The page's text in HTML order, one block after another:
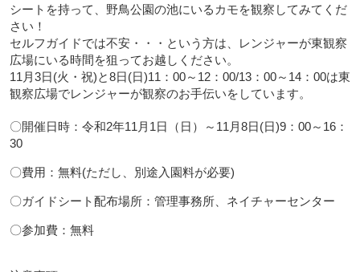
シートを持って、野鳥公園の池にいるカモを観察してみてくだ
さい！
セルフガイドでは不安・・・という方は、レンジャーが東観察
広場にいる時間を狙ってお越しください。
11月3日(火・祝)と8日(日)11：00～12：00/13：00～14：00は東
観察広場でレンジャーが観察のお手伝いをしています。
〇開催日時：令和2年11月1日（日）～11月8日(日)9：00～16：
30
〇費用：無料(ただし、別途入園料が必要)
〇ガイドシート配布場所：管理事務所、ネイチャーセンター
〇参加費：無料